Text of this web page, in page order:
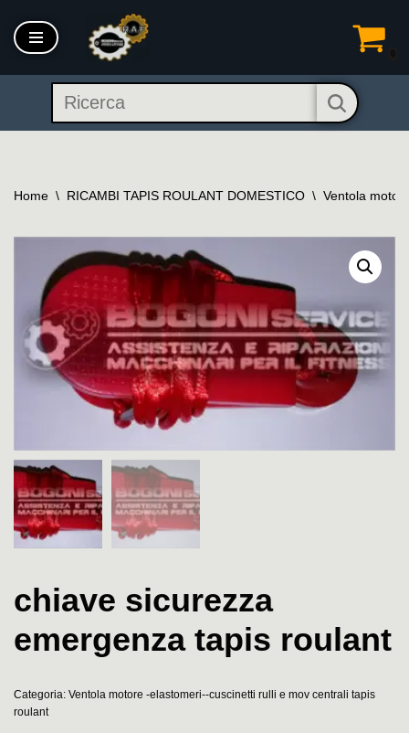
Vai
contenuto
Home \ RICAMBI TAPIS ROULANT DOMESTICO \ Ventola
chiave sicurezza
emergenza tapis roulant
Categoria: Ventola motore -elastomeri--cuscinetti rulli e mov centrali tapis
roulant